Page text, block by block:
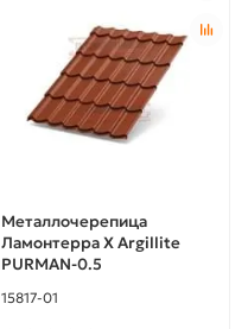
Металлочерепица
Ламонтерра X Argillite
PURMAN-0.5
15817-01